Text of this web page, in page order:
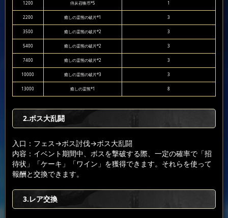
1200 侍从召唤币*5 1
2200 癒しの霊熊の破片*1 3
3500 癒しの霊熊の破片*2 3
5400 癒しの霊熊の破片*2 3
7400 癒しの霊熊の破片*2 3
10000 癒しの霊熊の破片*3 3
13000 癒しの霊熊*1 8
2.ボス大乱闘
入口：フェス→ボス討伐→ボス大乱闘
内容：イベント期間中、ボスを撃破する際、一定の確率で「招
待状」「ケーキ」「ワイン」を獲得できます。それらを使って
報酬と交換できます。
3.レア交換